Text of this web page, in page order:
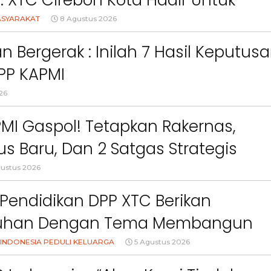
8 Agustus 2026
Bergerak : Inilah 7 Hasil
KAPMI
Gaspol! Tetapkan Rakernas,
Baru, Dan 2 Satgas Strategis
2026
DPP XTC Berikan
Dengan Tema Membangun
Tua Dalam Menjaga
PEDULI KELUARGA 5 Agustus 2026
Telah Melanggar Ketentuan
Perundang-undangan”
Tower Komunikasi
Mereka